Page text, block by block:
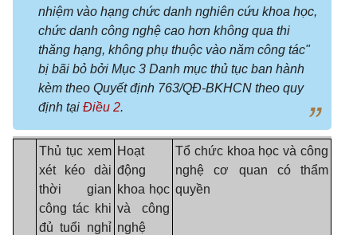
nhiệm vào hạng chức danh nghiên cứu khoa học,
chức danh công nghệ cao hơn không qua thi
thăng hạng, không phụ thuộc vào năm công tác"
bị bãi bỏ bởi Mục 3 Danh mục thủ tục ban hành
kèm theo Quyết định 763/QĐ-BKHCN theo quy
định tại Điều 2.
Thủ tục xem
xét kéo dài
thời gian
công tác khi
đủ tuổi nghỉ
Hoạt
động
khoa học
và công
nghệ
Tổ chức khoa học và công
nghệ cơ quan có thẩm
quyền